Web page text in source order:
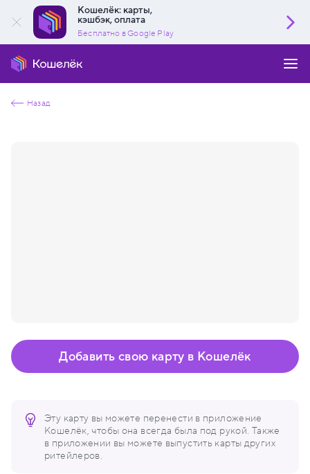
Кошелёк: карты,
кэшбэк, оплата
Бесплатно в Google Play
Назад
Эту карту вы можете перенести в приложение
Кошелёк, чтобы она всегда была под рукой. Также
в приложении вы можете выпустить карты других
ритейлеров.
Добавить свою карту в Кошелёк